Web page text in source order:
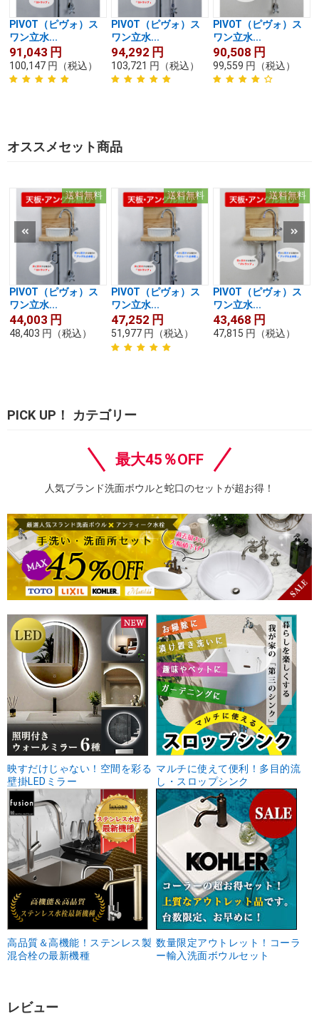
PIVOT（ピヴォ）ス
ワン立水...
91,043 円
100,147 円 （税込）
PIVOT（ピヴォ）ス
ワン立水...
94,292 円
103,721 円 （税込）
PIVOT（ピヴォ）ス
ワン立水...
90,508 円
99,559 円 （税込）
オススメセット商品
送料無料
PIVOT（ピヴォ）ス
ワン立水...
44,003 円
48,403 円 （税込）
送料無料
PIVOT（ピヴォ）ス
ワン立水...
47,252 円
51,977 円 （税込）
送料無料
PIVOT（ピヴォ）ス
ワン立水...
43,468 円
47,815 円 （税込）
PICK UP！ カテゴリー
最大45％OFF
人気ブランド洗面ボウルと蛇口のセットが超お得！
映すだけじゃない！空間を彩る
壁掛LEDミラー
マルチに使えて便利！多目的流
し・スロップシンク
高品質＆高機能！ステンレス製
混合栓の最新機種
数量限定アウトレット！コーラ
ー輸入洗面ボウルセット
レビュー